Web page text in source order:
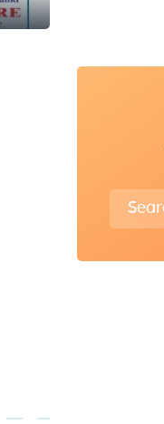
Search
for: